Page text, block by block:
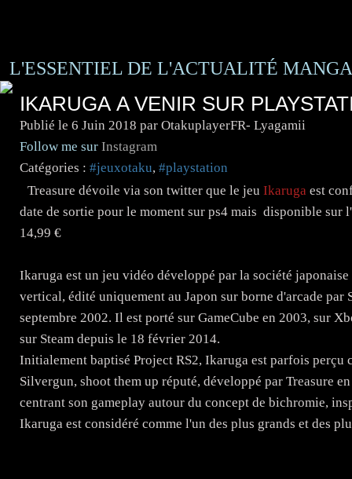
L'ESSENTIEL DE L'ACTUALITÉ
IKARUGA A VENIR SUR
Publié le 6 Juin 2018 par OtakuplayerFR- Lyagamii
Follow me sur Instagram
Catégories : #jeuxotaku, #playstation
Treasure dévoile via son twitter que le jeu Ikaruga est
date de sortie pour le moment sur ps4 mais disponible sur
14,99 €
Ikaruga est un jeu vidéo développé par la société
vertical, édité uniquement au Japon sur borne d'arcade par
septembre 2002. Il est porté sur GameCube en 2003, sur
sur Steam depuis le 18 février 2014.
Initialement baptisé Project RS2, Ikaruga est parfois perçu
Silvergun, shoot them up réputé, développé par Treasure
centrant son gameplay autour du concept de bichromie,
Ikaruga est considéré comme l'un des plus grands et des